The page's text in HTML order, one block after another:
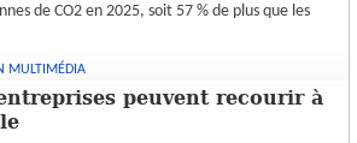
de CO2 en 2025, soit 57 % de plus que les
MULTIMÉDIA
peuvent recourir à